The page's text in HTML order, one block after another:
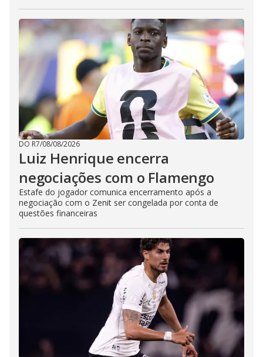
DO R7/08/08/2026
Luiz Henrique encerra
negociações com o Flamengo
Estafe do jogador comunica encerramento após a
negociação com o Zenit ser congelada por conta de
questões financeiras